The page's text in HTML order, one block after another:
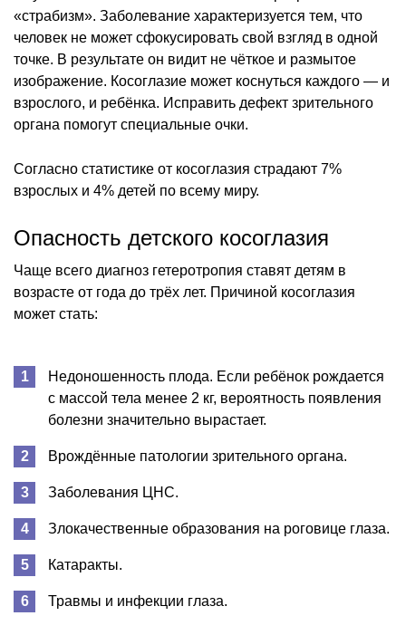
«страбизм». Заболевание характеризуется тем, что
человек не может сфокусировать свой взгляд в одной
точке. В результате он видит не чёткое и размытое
изображение. Косоглазие может коснуться каждого — и
взрослого, и ребёнка. Исправить дефект зрительного
органа помогут специальные очки.
Согласно статистике от косоглазия страдают 7%
взрослых и 4% детей по всему миру.
Опасность детского косоглазия
Чаще всего диагноз гетеротропия ставят детям в
возрасте от года до трёх лет. Причиной косоглазия
может стать:
Недоношенность плода. Если ребёнок рождается
с массой тела менее 2 кг, вероятность появления
болезни значительно вырастает.
Врождённые патологии зрительного органа.
Заболевания ЦНС.
Злокачественные образования на роговице глаза.
Катаракты.
Травмы и инфекции глаза.